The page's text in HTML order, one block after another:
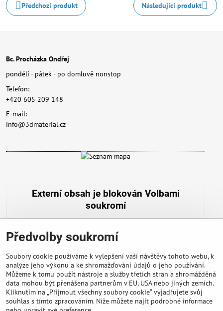
Předchozí produkt Následující produkt
Bc. Procházka Ondřej
pondělí - pátek - po domluvě nonstop
Telefon:
+420 605 209 148
E-mail:
info@3dmaterial.cz
Externí obsah je blokován Volbami
soukromí
Přejete si načíst externí obsah?
Povolit a zapamatovat - souhlas s druhem cookie:
Funkční
Předvolby soukromí
Soubory cookie používáme k vylepšení vaší návštěvy tohoto webu, k
analýze jeho výkonu a ke shromažďování údajů o jeho používání.
Můžeme k tomu použít nástroje a služby třetích stran a shromážděná
data mohou být přenášena partnerům v EU, USA nebo jiných zemích.
Kliknutím na „Přijmout všechny soubory cookie“ vyjadřujete svůj
souhlas s tímto zpracováním. Níže můžete najít podrobné informace